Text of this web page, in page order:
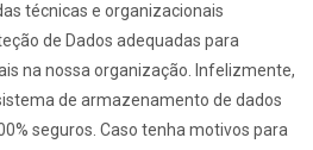
técnicas e organizacionais
de Dados adequadas para
na nossa organização. Infelizmente,
de armazenamento de dados
seguros. Caso tenha motivos para